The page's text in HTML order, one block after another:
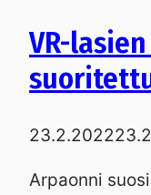
VR-
23.2.2022
Arpaonni